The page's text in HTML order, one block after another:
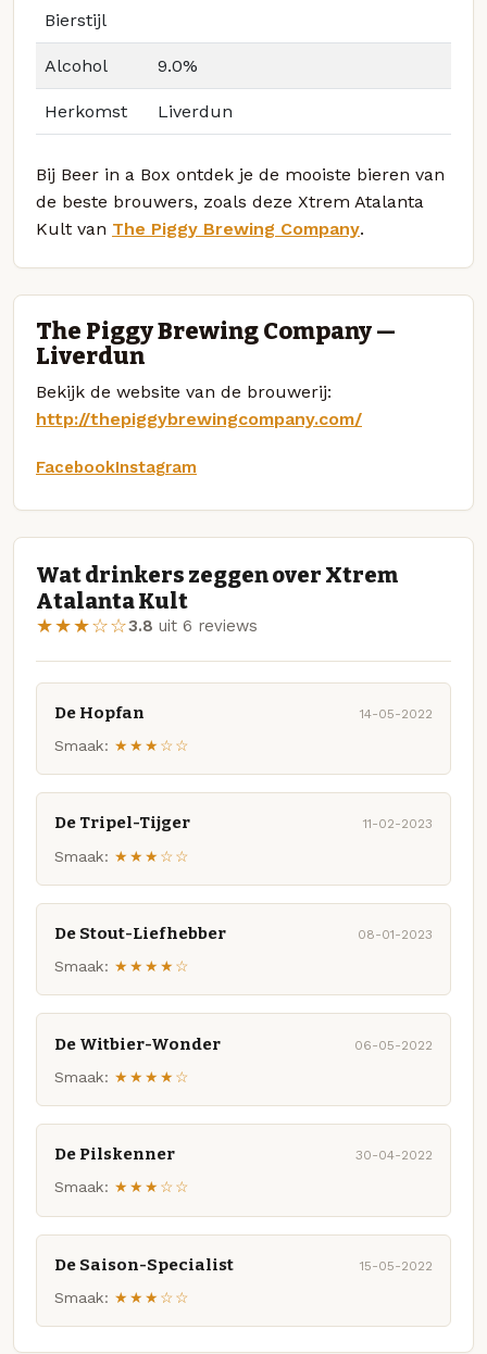
Bierstijl
Alcohol 9.0%
Herkomst Liverdun
Bij Beer in a Box ontdek je de mooiste bieren van
de beste brouwers, zoals deze Xtrem Atalanta
Kult van The Piggy Brewing Company.
The Piggy Brewing Company —
Liverdun
Bekijk de website van de brouwerij:
http://thepiggybrewingcompany.com/
FacebookInstagram
Wat drinkers zeggen over Xtrem
Atalanta Kult
★★★☆☆3.8 uit 6 reviews
De Hopfan 14-05-2022
Smaak: ★★★☆☆
De Tripel-Tijger 11-02-2023
Smaak: ★★★☆☆
De Stout-Liefhebber 08-01-2023
Smaak: ★★★★☆
De Witbier-Wonder 06-05-2022
Smaak: ★★★★☆
De Pilskenner 30-04-2022
Smaak: ★★★☆☆
De Saison-Specialist 15-05-2022
Smaak: ★★★☆☆